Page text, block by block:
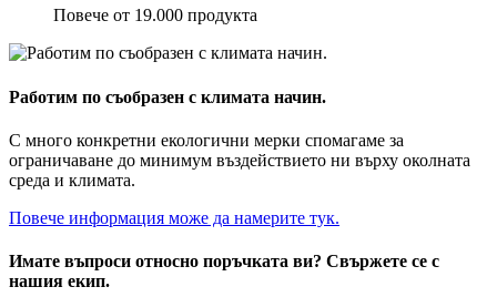
Повече от 19.000 продукта
Работим по съобразен с климата начин.
С много конкретни екологични мерки спомагаме за
ограничаване до минимум въздействието ни върху околната
среда и климата.
Повече информация може да намерите тук.
Имате въпроси относно поръчката ви? Свържете се с
нашия екип.